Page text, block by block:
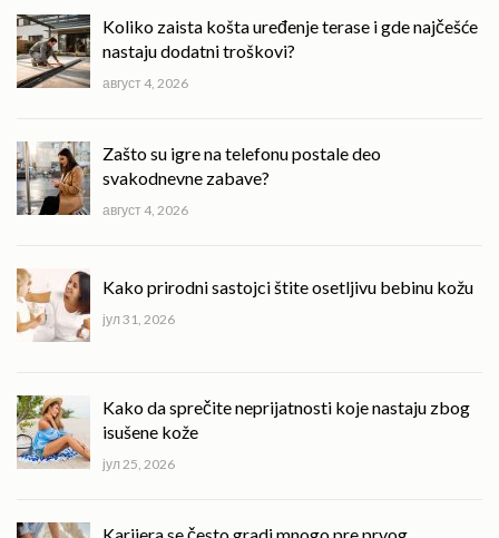
Koliko zaista košta uređenje terase i gde najčešće
nastaju dodatni troškovi?
август 4, 2026
Zašto su igre na telefonu postale deo
svakodnevne zabave?
август 4, 2026
Kako prirodni sastojci štite osetljivu bebinu kožu
јул 31, 2026
Kako da sprečite neprijatnosti koje nastaju zbog
isušene kože
јул 25, 2026